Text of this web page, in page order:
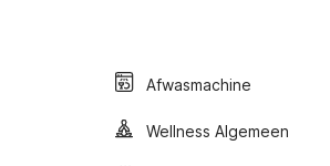
Afwasmachine
Wellness Algemeen